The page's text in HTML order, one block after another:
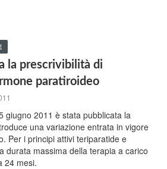
la prescrivibilità di
paratiroideo
giugno 2011 è stata pubblicata la
una variazione entrata in vigore
Per i principi attivi teriparatide e
durata massima della terapia a carico
24 mesi.